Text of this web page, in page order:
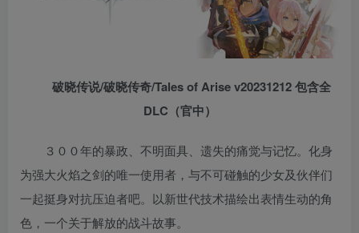
破晓传说/破晓传奇/Tales of Arise v20231212 包含全
DLC（官中）
３００年的暴政、不明面具、遗失的痛觉与记忆。化身
为强大火焰之剑的唯一使用者，与不可碰触的少女及伙伴们
一起挺身对抗压迫者吧。以新世代技术描绘出表情生动的角
色，一个关于解放的战斗故事。